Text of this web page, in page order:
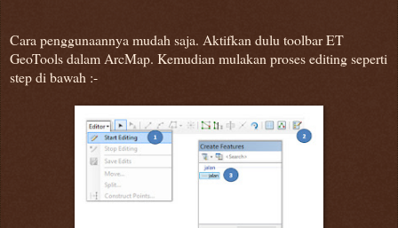
Cara penggunaannya mudah saja. Aktifkan dulu toolbar ET
GeoTools dalam ArcMap. Kemudian mulakan proses editing seperti
step di bawah :-